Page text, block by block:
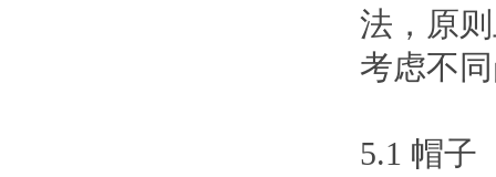
法，原
考虑不
5.1 帽子